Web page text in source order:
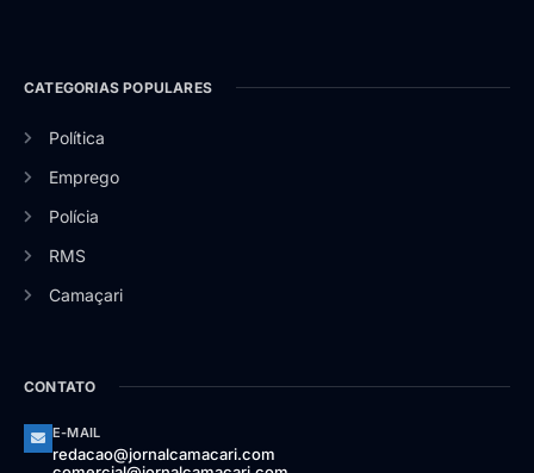
CATEGORIAS POPULARES
Política
Emprego
Polícia
RMS
Camaçari
CONTATO
E-MAIL
redacao@jornalcamacari.com